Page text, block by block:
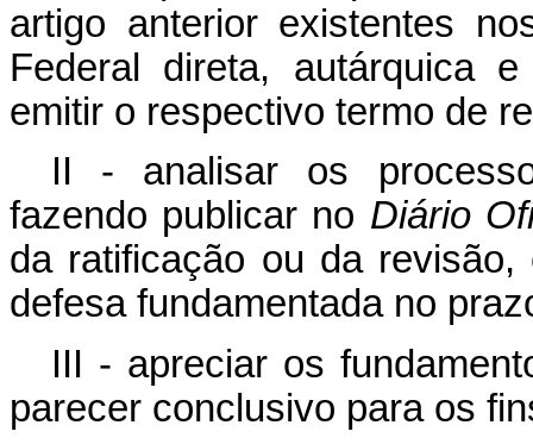
artigo anterior existentes
Federal direta, autárquica
emitir o respectivo termo de
II - analisar os
fazendo publicar no Diário
da ratificação ou da
defesa fundamentada no
III - apreciar os
parecer conclusivo para os